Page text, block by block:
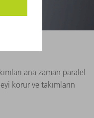
ana zaman paralel
korur ve takımların